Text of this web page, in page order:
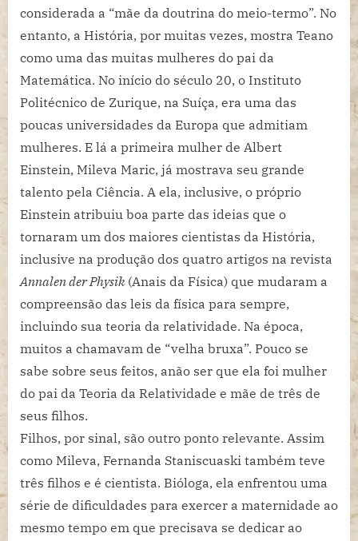
considerada a “mãe da doutrina do meio-termo”. No
entanto, a História, por muitas vezes, mostra Teano
como uma das muitas mulheres do pai da
Matemática. No início do século 20, o Instituto
Politécnico de Zurique, na Suíça, era uma das
poucas universidades da Europa que admitiam
mulheres. E lá a primeira mulher de Albert
Einstein, Mileva Maric, já mostrava seu grande
talento pela Ciência. A ela, inclusive, o próprio
Einstein atribuiu boa parte das ideias que o
tornaram um dos maiores cientistas da História,
inclusive na produção dos quatro artigos na revista
Annalen der Physik(Anais da Física) que mudaram a
compreensão das leis da física para sempre,
incluindo sua teoria da relatividade. Na época,
muitos a chamavam de “velha bruxa”. Pouco se
sabe sobre seus feitos, anão ser que ela foi mulher
do pai da Teoria da Relatividade e mãe de três de
seus filhos.
Filhos, por sinal, são outro ponto relevante. Assim
como Mileva, Fernanda Staniscuaski também teve
três filhos e é cientista. Bióloga, ela enfrentou uma
série de dificuldades para exercer a maternidade ao
mesmo tempo em que precisava se dedicar ao